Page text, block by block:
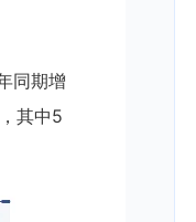
同期增
其中5